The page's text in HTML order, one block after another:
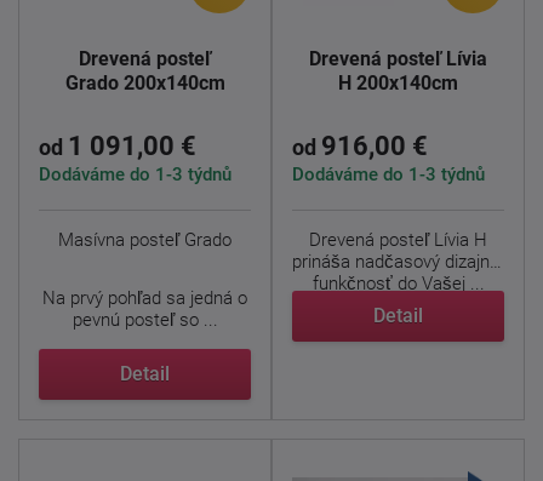
Drevená posteľ
Grado 200x140cm
od 1 091,00 €
Dodáváme do 1-3 týdnů
Masívna posteľ Grado
Na prvý pohľad sa jedná o
pevnú posteľ so ...
Detail
Drevená posteľ Lívia
H 200x140cm
od 916,00 €
Dodáváme do 1-3 týdnů
Drevená posteľ Lívia H
prináša nadčasový dizajn a
funkčnosť do Vašej ...
Detail